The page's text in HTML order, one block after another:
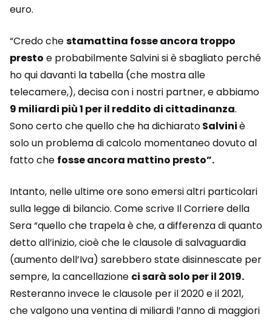
euro.
“Credo chestamattina fosse ancora troppo
presto e probabilmente Salvini si è sbagliato perché
ho qui davanti la tabella (che mostra alle
telecamere,), decisa con i nostri partner, e abbiamo
9 miliardi più 1 per il reddito di cittadinanza.
Sono certo che quello che ha dichiaratoSalviniè
solo un problema di calcolo momentaneo dovuto al
fatto che fosse ancora mattino presto”.
Intanto, nelle ultime ore sono emersi altri particolari
sulla legge di bilancio. Come scrive Il Corriere della
Sera “quello che trapela è che, a differenza di quanto
detto all’inizio, cioè che le clausole di salvaguardia
(aumento dell’Iva) sarebbero state disinnescate per
sempre, la cancellazione ci sarà solo per il 2019.
Resteranno invece le clausole per il 2020 e il 2021,
che valgono una ventina di miliardi l’anno di maggiori